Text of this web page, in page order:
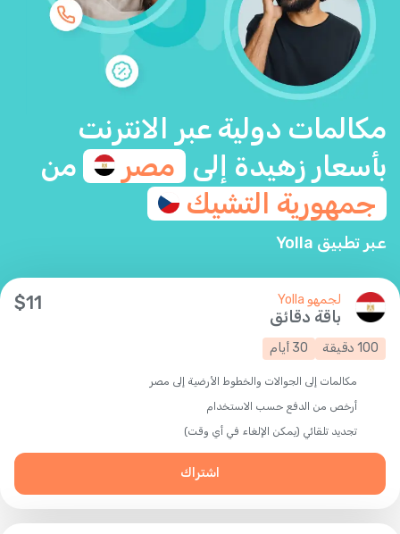
مكالمات دولية عبر الانترنت
بأسعار زهيدة إلى مصر
من
جمهورية التشيك
عبر تطبيق Yolla
لجمهو Yolla
باقة دقائق
$11
100 دقيقة 30 أيام
مكالمات إلى الجوالات والخطوط الأرضية إلى مصر
أرخص من الدفع حسب الاستخدام
تجديد تلقائي (يمكن الإلغاء في أي وقت)
اشتراك